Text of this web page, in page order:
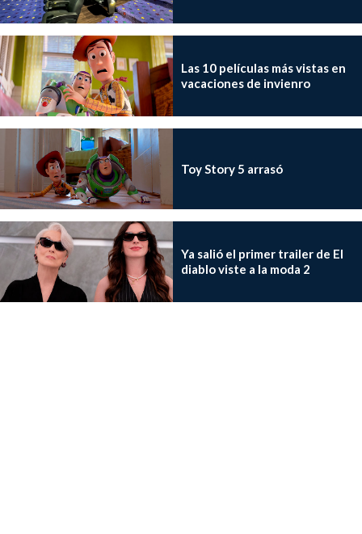
Las 10 películas más vistas en
vacaciones de invienro
Toy Story 5 arrasó
Ya salió el primer trailer de El
diablo viste a la moda 2